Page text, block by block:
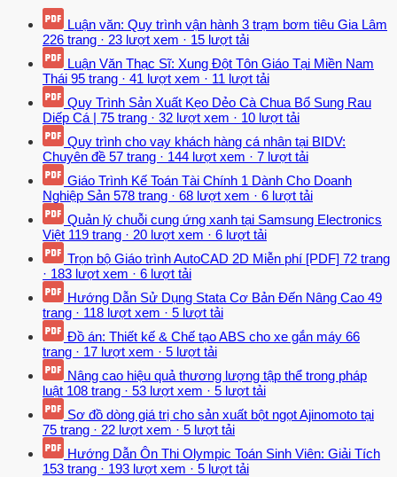
Luận văn: Quy trình vận hành 3 trạm bơm tiêu Gia Lâm
226 trang · 23 lượt xem · 15 lượt tải
Luận Văn Thạc Sĩ: Xung Đột Tôn Giáo Tại Miền Nam
Thái 95 trang · 41 lượt xem · 11 lượt tải
Quy Trình Sản Xuất Kẹo Dẻo Cà Chua Bổ Sung Rau
Diếp Cá | 75 trang · 32 lượt xem · 10 lượt tải
Quy trình cho vay khách hàng cá nhân tại BIDV:
Chuyên đề 57 trang · 144 lượt xem · 7 lượt tải
Giáo Trình Kế Toán Tài Chính 1 Dành Cho Doanh
Nghiệp Sản 578 trang · 68 lượt xem · 6 lượt tải
Quản lý chuỗi cung ứng xanh tại Samsung Electronics
Việt 119 trang · 20 lượt xem · 6 lượt tải
Trọn bộ Giáo trình AutoCAD 2D Miễn phí [PDF] 72 trang
· 183 lượt xem · 6 lượt tải
Hướng Dẫn Sử Dụng Stata Cơ Bản Đến Nâng Cao 49
trang · 118 lượt xem · 5 lượt tải
Đồ án: Thiết kế & Chế tạo ABS cho xe gắn máy 66
trang · 17 lượt xem · 5 lượt tải
Nâng cao hiệu quả thương lượng tập thể trong pháp
luật 108 trang · 53 lượt xem · 5 lượt tải
Sơ đồ dòng giá trị cho sản xuất bột ngọt Ajinomoto tại
75 trang · 22 lượt xem · 5 lượt tải
Hướng Dẫn Ôn Thi Olympic Toán Sinh Viên: Giải Tích
153 trang · 193 lượt xem · 5 lượt tải